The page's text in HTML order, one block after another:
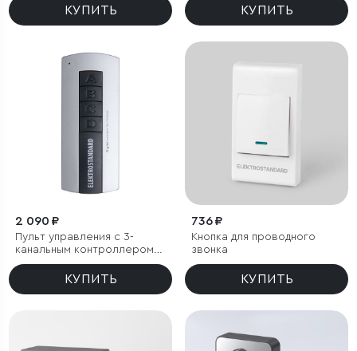
КУПИТЬ
12V (ИК) IP20КУПИТЬ
2 090 ₽
Пульт управления с 3-
канальным контроллером
(радио)
КУПИТЬ
736 ₽
Кнопка для проводного
звонка
КУПИТЬ